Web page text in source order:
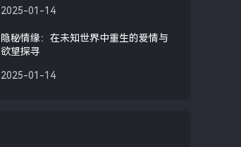
2025-01-14
隐秘情缘：在未知世界中重生的爱情与
欲望探寻
2025-01-14